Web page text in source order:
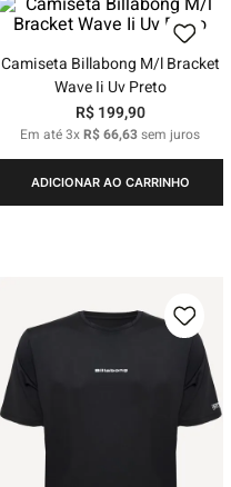
Camiseta Billabong M/l Bracket
Wave Ii Uv Preto
R$ 199,90
Em até3xR$66,63sem juros
ADICIONAR AO CARRINHO